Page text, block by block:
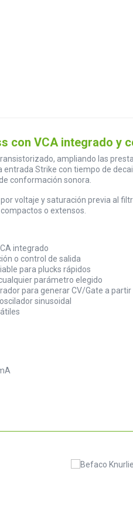
con VCA integrado
ampliando las
Strike con tiempo de
conformación sonora.
voltaje y saturación previa al
o extensos.
integrado
o control de salida
para plucks rápidos
parámetro elegido
para generar CV/Gate a partir
sinusoidal